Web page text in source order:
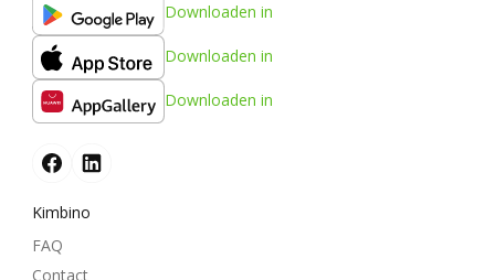
Downloaden in
Downloaden in
Downloaden in
Kimbino
FAQ
Contact